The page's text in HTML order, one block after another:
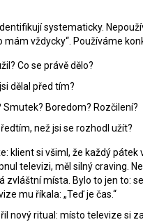
systematicky.
mám vždycky“. Používáme
Co se právě dělo?
dělal před tím?
Smutek? Boredom? Rozčilení?
než jsi se rozhodl užít?
klient si všiml, že každý pátek
televizi, měl silný craving.
zvláštní místa. Bylo to jen to:
mu říkala: „Teď je čas.“
nový ritual: místo televize si